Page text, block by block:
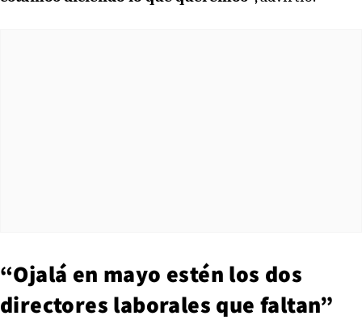
“Ojalá en mayo estén los dos
directores laborales que faltan”